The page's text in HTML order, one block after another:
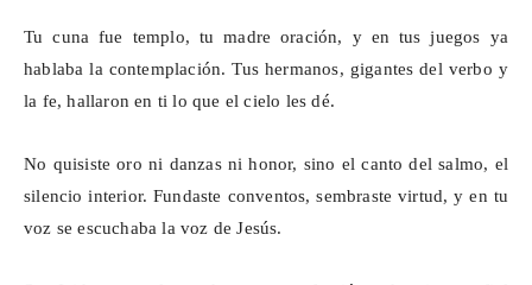
Tu cuna fue templo, tu madre oración, y en tus juegos ya
hablaba la contemplación. Tus hermanos, gigantes del verbo y
la fe, hallaron en ti lo que el cielo les dé.
No quisiste oro ni danzas ni honor, sino el canto del salmo, el
silencio interior. Fundaste conventos, sembraste virtud, y en tu
voz se escuchaba la voz de Jesús.